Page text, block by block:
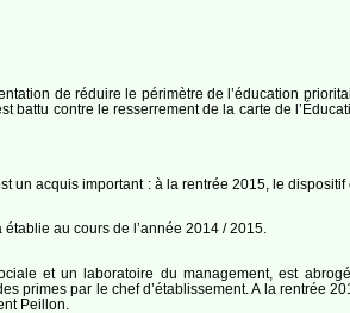
de réduire le périmètre de l’éducation
battu contre le resserrement de la carte de
un acquis important : à la rentrée 2015, le
au cours de l’année 2014 / 2015.
et un laboratoire du management, est
primes par le chef d’établissement. A la rentrée
Peillon.